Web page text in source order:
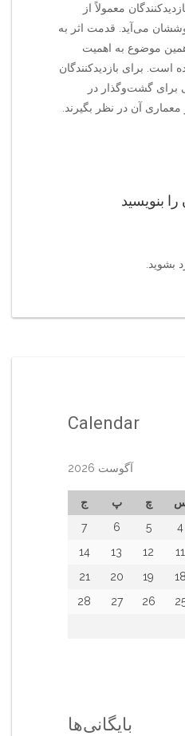
معمولاً از
می‌آید. قدمت اثر به
و همین موضوع به اهمیت
است. برای بازدیدکنندگان
برای گشت‌وگذار در
آن در نظر بگیرند.
را بنویسید
بشوید
Calendar
آگوست 2026
چ پ
ج
4
5
6
7
11
12
13
14
18
19
20
21
26
27
28
بایگانی‌ها